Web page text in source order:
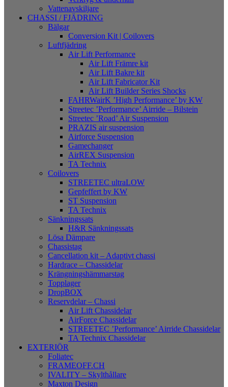
Vattenavskiljare
CHASSI / FJÄDRING
Bälgar
Conversion Kit | Coilovers
Luftfjädring
Air Lift Performance
Air Lift Främre kit
Air Lift Bakre kit
Air Lift Fabricator Kit
Air Lift Builder Series Shocks
FAHRWairK ’High Performance’ by KW
Streetec ’Performance’ Airride – Bilstein
Streetec ’Road’ Air Suspension
PRAZIS air suspension
Airforce Suspension
Gamechanger
AirREX Suspension
TA Technix
Coilovers
STREETEC ultraLOW
Gepfeffert by KW
ST Suspension
TA Technix
Sänkningssats
H&R Sänkningssats
Lösa Dämpare
Chassistag
Cancellation kit – Adaptivt chassi
Hardrace – Chassidelar
Krängningshämmarstag
Topplager
DropBOX
Reservdelar – Chassi
Air Lift Chassidelar
AirForce Chassidelar
STREETEC ’Performance’ Airride Chassidelar
TA Technix Chassidelar
EXTERIÖR
Foliatec
FRAMEOFF.CH
IVALITY – Skylthållare
Maxton Design